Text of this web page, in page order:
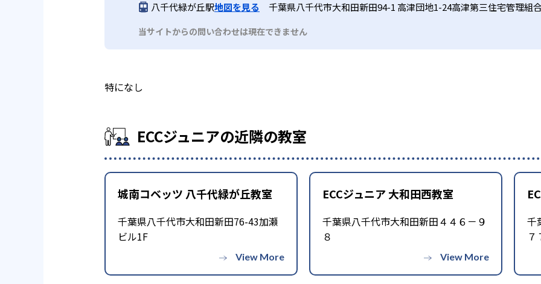
八千代緑が丘駅地図を見る 千葉県八千代市大和田新田94-1 高津団地1-24高津第三住宅管理組
当サイトからの問い合わせは現在できません
特になし
ECCジュニアの近隣の教室
城南コベッツ 八千代緑が丘教室
千葉県八千代市大和田新田76-43加瀬
ビル1F
ECCジュニア 大和田西教室
千葉県八千代市大和田新田４４６－９
８
千
７